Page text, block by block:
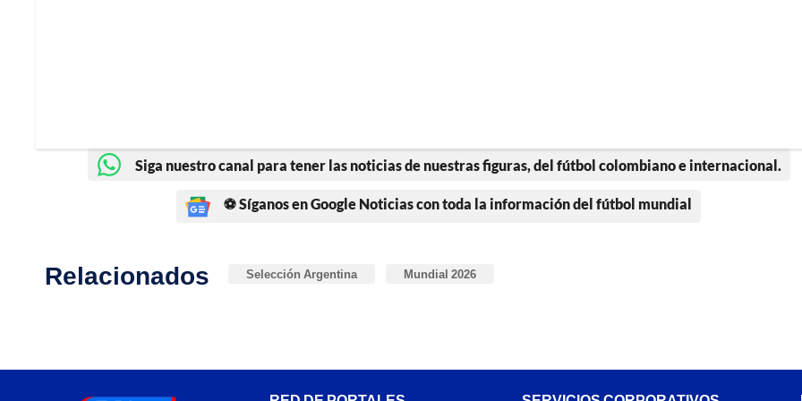
Siga nuestro canal para tener las noticias de nuestras figuras, del fútbol colombiano e internacional.
⚽ Síganos en Google Noticias con toda la información del fútbol mundial
Relacionados Selección Argentina Mundial 2026